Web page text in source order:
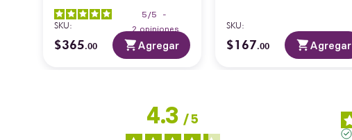
5 /5
-
2 opiniones
SKU:
$365.00 Agregar
SKU:
$167.00 Agregar
4.3/5